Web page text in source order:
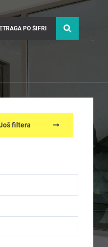
filtera